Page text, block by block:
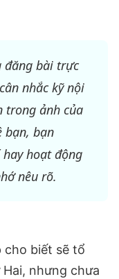
đăng bài trực
nhắc kỹ nội
trong ảnh của
bạn, bạn
hoạt động
nêu rõ.
cho biết sẽ tổ
nhưng chưa